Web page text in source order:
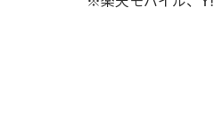
※楽天モバイル、